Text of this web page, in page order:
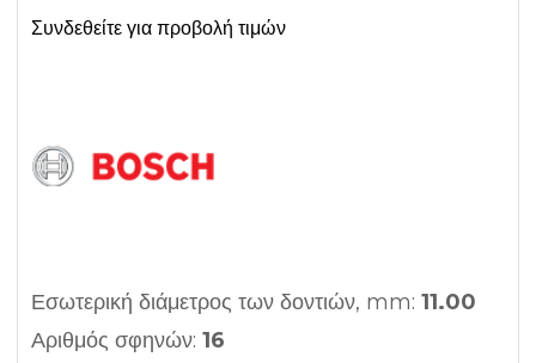
Συνδεθείτε για προβολή τιμών
Εσωτερική διάμετρος των δοντιών, mm: 11.00
Αριθμός σφηνών: 16